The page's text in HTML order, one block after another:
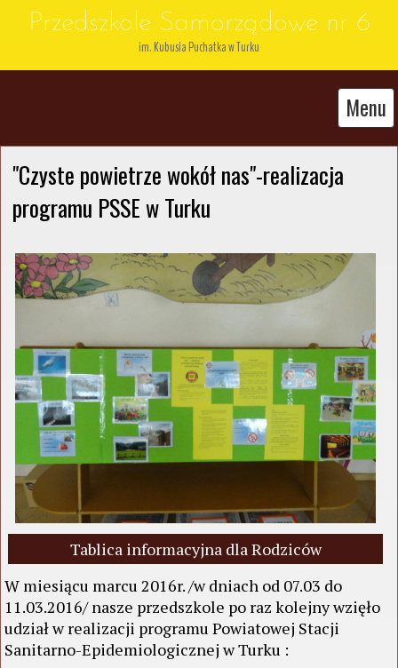
Przedszkole Samorządowe nr 6
im. Kubusia Puchatka w Turku
Menu
"Czyste powietrze wokół nas"-realizacja
programu PSSE w Turku
Tablica informacyjna dla Rodziców
W miesiącu marcu 2016r. /w dniach od 07.03 do
11.03.2016/ nasze przedszkole po raz kolejny wzięło
udział w realizacji programu Powiatowej Stacji
Sanitarno-Epidemiologicznej w Turku :